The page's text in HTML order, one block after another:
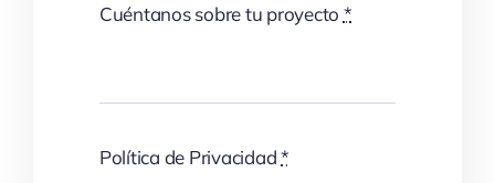
Cuéntanos sobre tu proyecto *
Política de Privacidad*